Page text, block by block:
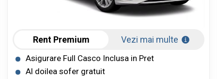
Rent Premium Vezi mai multe
Asigurare Full Casco Inclusa in Pret
Al doilea sofer gratuit